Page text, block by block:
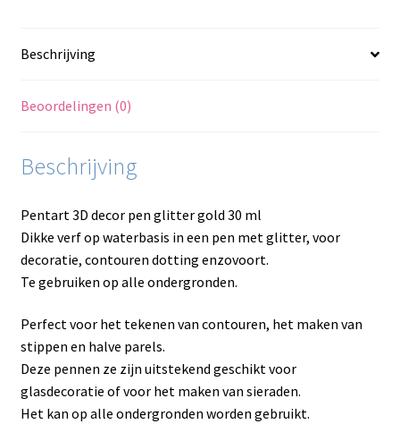
Beschrijving
Beoordelingen (0)
Beschrijving
Pentart 3D decor pen glitter gold 30 ml
Dikke verf op waterbasis in een pen met glitter, voor
decoratie, contouren dotting enzovoort.
Te gebruiken op alle ondergronden.
Perfect voor het tekenen van contouren, het maken van
stippen en halve parels.
Deze pennen ze zijn uitstekend geschikt voor
glasdecoratie of voor het maken van sieraden.
Het kan op alle ondergronden worden gebruikt.